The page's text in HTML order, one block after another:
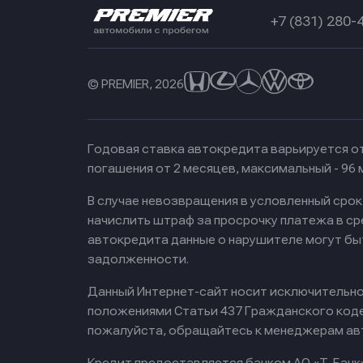
+7 (831) 280-
© PREMIER, 2026
Годовая ставка автокредита варьируется
погашения от 2 месяцев, максимальный - 96
В случае невозвращения в условленный
начислить штраф за просрочку платежа в
автокредита данные о нарушителе могут
задолженности.
Данный Интернет-сайт носит
положениями Статьи 437 Гражданского
пожалуйста, обращайтесь к менеджерам